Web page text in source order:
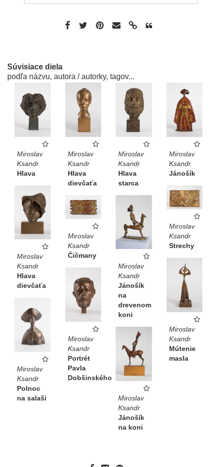
Súvisiace diela
podľa názvu, autora / autorky, tagov...
Miroslav
Ksandr
Hlava
Miroslav
Ksandr
Hlava
dievčaťa
Miroslav
Ksandr
Hlava
starca
Miroslav
Ksandr
Jánošík
Miroslav
Ksandr
Hlava
dievčaťa
Miroslav
Ksandr
Strechy
Miroslav
Ksandr
Čičmany
Miroslav
Ksandr
Jánošík
na
drevenom
koni
Miroslav
Ksandr
Mútenie
masla
Miroslav
Ksandr
Portrét
Pavla
Dobšinského
Miroslav
Ksandr
Polnoc
na salaši
Miroslav
Ksandr
Jánošík
na koni